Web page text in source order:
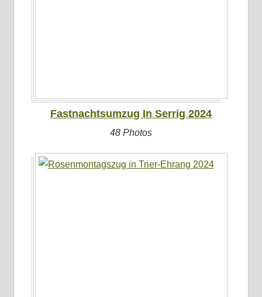
Fastnachtsumzug In Serrig 2024
48 Photos